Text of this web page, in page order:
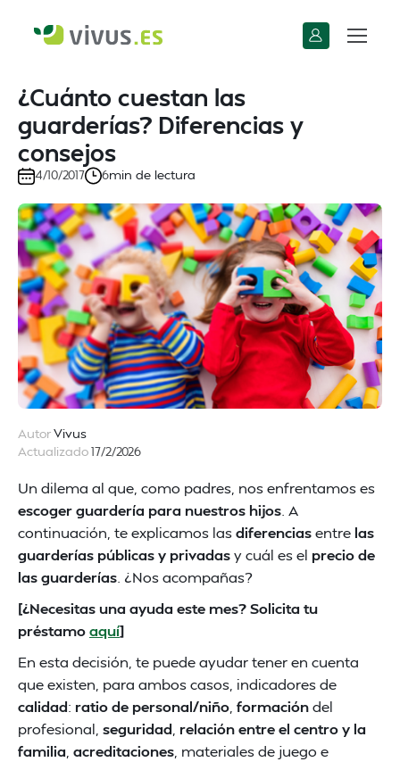
¿Cuánto cuestan las
guarderías? Diferencias y
consejos
4/10/2017 6min de lectura
AutorVivus
Actualizado17/2/2026
Un dilema al que, como padres, nos enfrentamos es
escoger guardería para nuestros hijos . A
continuación, te explicamos lasdiferenciasentre las
guarderías públicas y privadasy cuál es el precio de
las guarderías . ¿Nos acompañas?
[¿Necesitas una ayuda este mes? Solicita tu
préstamoaquí]
En esta decisión, te puede ayudar tener en cuenta
que existen, para ambos casos, indicadores de
calidad: ratio de personal/niño formacióndel
profesional, seguridad relación entre el centro y la
familia acreditaciones , materiales de juego e